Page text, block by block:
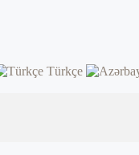
Türkçe